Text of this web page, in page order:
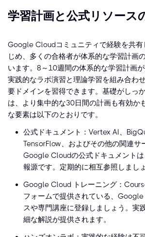
学習計画と公式リソース
Google Cloudコミュニティで経験を共有
じめ、多くの合格者が体系的な学習計画
います。8～10週間の体系的な学習計画が
実践的なラボ演習と理論学習を組み合わ
要ドメインを習得できます。基礎がしっ
は、より集中的な30日間の計画も有効か
な要素は以下のとおりです。
公式ドキュメント：Vertex AI、
TensorFlow、およびその他の関連サ
Google Cloudの公式ドキュメント
報源です。定期的に相互参照しましょ
Google Cloud トレーニング：
フォームで提供されている、
スや専門講座に登録しましょう。実
細な解説が提供されます。